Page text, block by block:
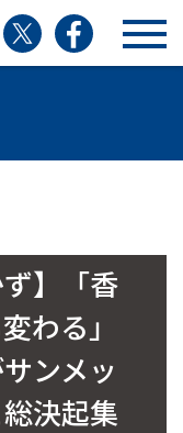
InstagramTwitter Facebook
ず】「香
わる」
ンメッ
決起集